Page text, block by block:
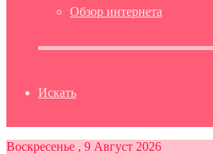
Обзор интернета
Искать
Воскресенье , 9 Август 2026